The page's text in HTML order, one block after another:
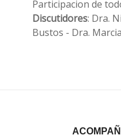
Participacion de
Discutidores: Dra.
Bustos - Dra.